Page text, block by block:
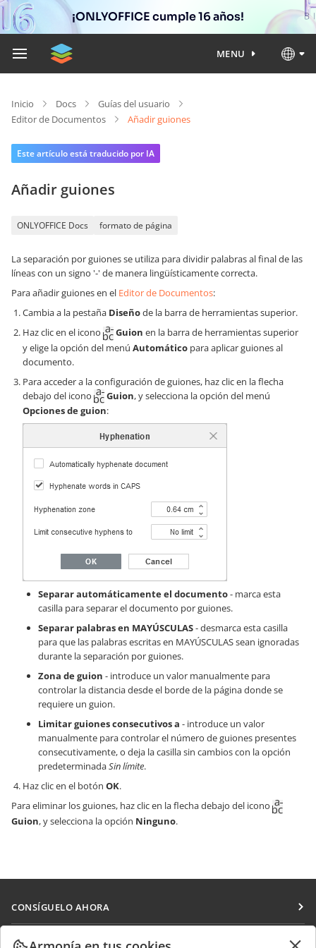
¡ONLYOFFICE cumple 16 años!
MENU
Inicio Docs
Guías del usuario
Editor de Documentos
Añadir guiones
Este artículo está traducido por IA
Añadir guiones
ONLYOFFICE Docs formato de página
La separación por guiones se utiliza para dividir palabras al final de las
líneas con un signo '-' de manera lingüísticamente correcta.
Para añadir guiones en el Editor de Documentos:
Cambia a la pestaña Diseñode la barra de herramientas superior.
Haz clic en el icono
Guion en la barra de herramientas superior
y elige la opción del menú Automático para aplicar guiones al
documento.
Para acceder a la configuración de guiones, haz clic en la flecha
debajo del icono
Guion, y selecciona la opción del menú
Opciones de guion:
Separar automáticamente el documento- marca esta
casilla para separar el documento por guiones.
Separar palabras en MAYÚSCULAS- desmarca esta casilla
para que las palabras escritas en MAYÚSCULAS sean ignoradas
durante la separación por guiones.
Zona de guion - introduce un valor manualmente para
controlar la distancia desde el borde de la página donde se
requiere un guion.
Limitar guiones consecutivos a - introduce un valor
manualmente para controlar el número de guiones presentes
consecutivamente, o deja la casilla sin cambios con la opción
predeterminadaSin límite.
Haz clic en el botón OK.
Para eliminar los guiones, haz clic en la flecha debajo del icono
Guion, y selecciona la opción Ninguno.
CONSÍGUELO AHORA
Docs
COLABORAR